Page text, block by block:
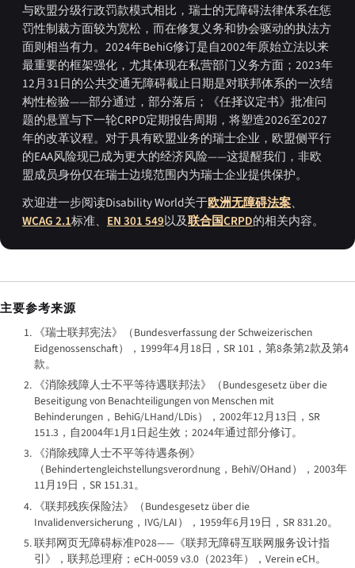
与欧盟分级行政罚款模式相比，瑞士的无障碍法律体系在惩
罚性制裁方面较为宽松，而在修复义务和协会驱动的执法方
面则相当有力。2024年BehiG修订是自2002年原始立法以来
最重要的框架强化，尤其体现在私营部门义务方面；2023年
12月31日的公共交通无障碍截止日期是对联邦体系的一次结
构性检验——部分通过，部分落后；《任择议定书》批准问
题的悬置与下一轮CRPD定期报告周期，将塑造2026至2027
年的改革议程。对于具有欧盟业务的瑞士企业，欧盟侧平行
的EAA风险现已成为更大的经济风险——这提醒我们，非欧
盟成员身份仅在瑞士边境范围内为瑞士企业提供保护。
欢迎进一步阅读Disability World关于欧洲无障碍法案、
WCAG 2.1标准、 EN 301 549以及联合国CRPD的相关内容。
主要参考来源
《瑞士联邦宪法》（Bundesverfassung der Schweizerischen
Eidgenossenschaft），1999年4月18日，SR 101，第8条第2款及第4
款。
《消除残障人士不平等待遇联邦法》（Bundesgesetz über die
Beseitigung von Benachteiligungen von Menschen mit
Behinderungen ，BehiG/LHand/LDis），2002年12月13日，SR
151.3，自2004年1月1日起生效；2024年通过部分修订。
《消除残障人士不平等待遇条例》
（Behindertengleichstellungsverordnung ，BehiV/OHand），2003年
11月19日，SR 151.31。
《联邦残疾保险法》（Bundesgesetz über die
Invalidenversicherung ，IVG/LAI），1959年6月19日，SR 831.20。
联邦网页无障碍标准P028——《联邦无障碍互联网服务设计指
引》，联邦总理府；eCH-0059 v3.0（2023年），Verein eCH。